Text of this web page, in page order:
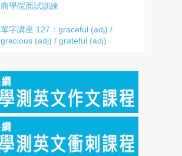
商學院面試訓練
單字講座 127：graceful (adj) /
gracious (adj) / grateful (adj)